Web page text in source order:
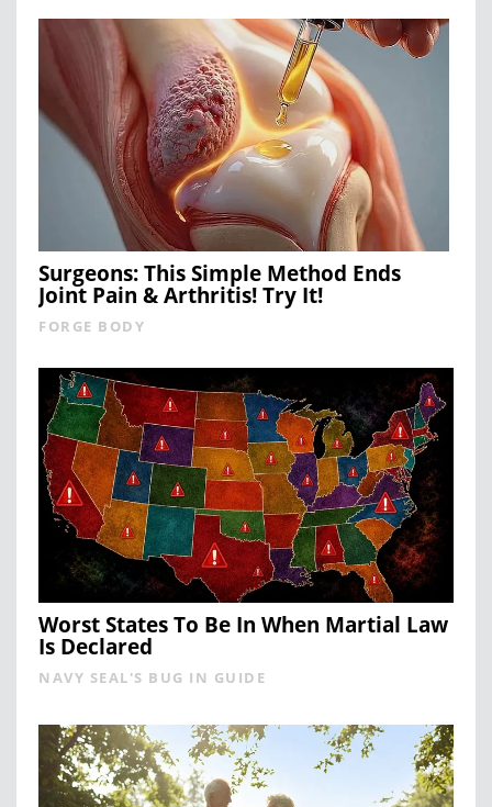
Surgeons: This Simple Method Ends
Joint Pain & Arthritis! Try It!
FORGE BODY
Worst States To Be In When Martial Law
Is Declared
NAVY SEAL'S BUG IN GUIDE